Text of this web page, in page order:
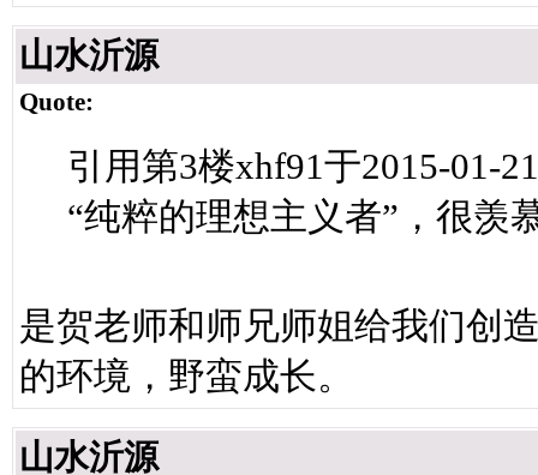
山水沂源
Quote:
引用第3楼xhf91于2015-01-
“纯粹的理想主义者”，很羡
是贺老师和师兄师姐给我们创
的环境，野蛮成长。
山水沂源